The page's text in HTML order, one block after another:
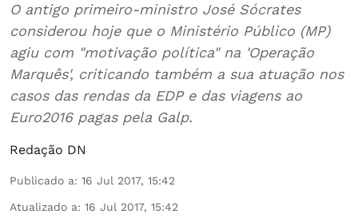
O antigo primeiro-ministro José Sócrates
considerou hoje que o Ministério Público (MP)
agiu com "motivação política" na 'Operação
Marquês', criticando também a sua atuação nos
casos das rendas da EDP e das viagens ao
Euro2016 pagas pela Galp.
Redação DN
Publicado a: 16 Jul 2017, 15:42
Atualizado a: 16 Jul 2017, 15:42